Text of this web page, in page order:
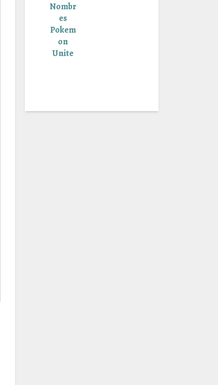
Nombr
es
Pokem
on
Unite